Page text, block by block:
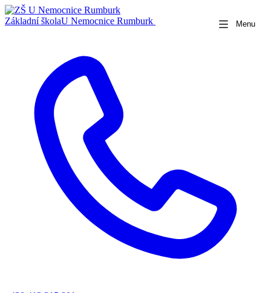
Základní školaU Nemocnice Rumburk Menu